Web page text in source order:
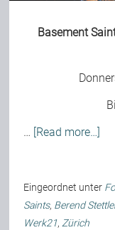
Basement
… [Read more…]
Eingeordnet unter
Saints, Berend
Werk21,Zürich